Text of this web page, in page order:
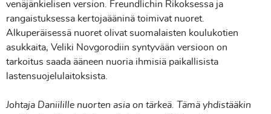
venäjänkielisen version. Freundlichin Rikoksessa ja
rangaistuksessa kertojaääninä toimivat nuoret.
Alkuperäisessä nuoret olivat suomalaisten koulukotien
asukkaita, Veliki Novgorodiin syntyvään versioon on
tarkoitus saada ääneen nuoria ihmisiä paikallisista
lastensuojelulaitoksista.
Johtaja Daniilille nuorten asia on tärkeä. Tämä yhdistääkin